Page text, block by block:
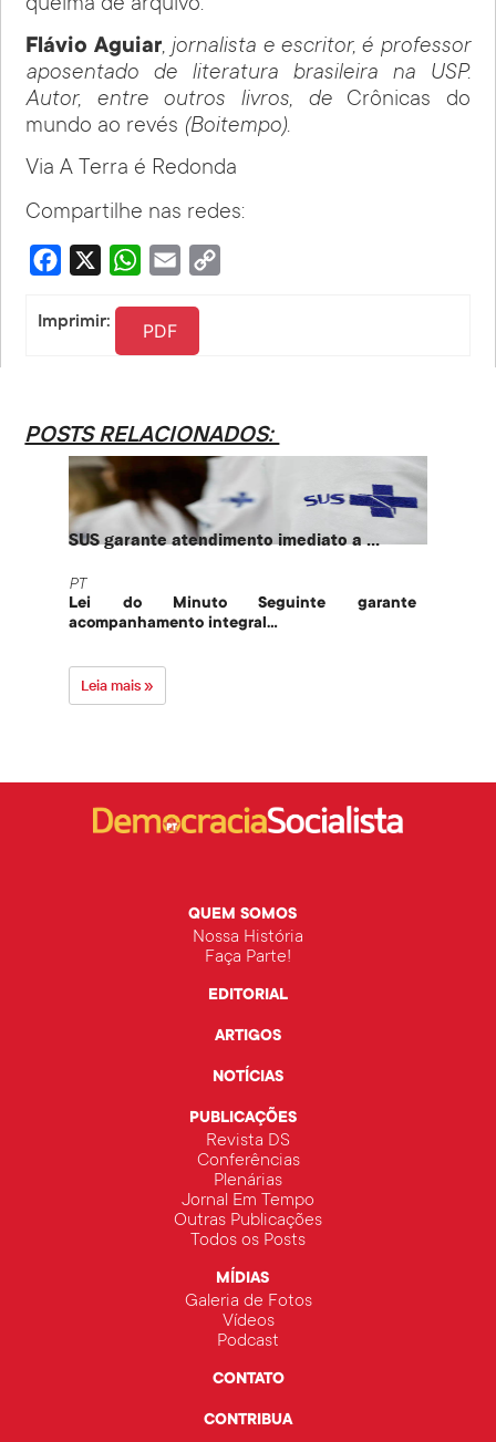
queima de arquivo.
Flávio Aguiar, jornalista e escritor, é professor
aposentado de literatura brasileira na USP.
Autor, entre outros livros, deCrônicas do
mundo ao revés (Boitempo).
Via A Terra é Redonda
Compartilhe nas redes:
Facebook WhatsApp
Email
Imprimir: PDF
POSTS RELACIONADOS:
SUS garante atendimento imediato a ...
PT
Lei do Minuto Seguinte garante
acompanhamento integral...
Leia mais »
QUEM SOMOS
Nossa História
Faça Parte!
EDITORIAL
ARTIGOS
NOTÍCIAS
PUBLICAÇÕES
Revista DS
Conferências
Plenárias
Jornal Em Tempo
Outras Publicações
Todos os Posts
MÍDIAS
Galeria de Fotos
Vídeos
Podcast
CONTATO
CONTRIBUA